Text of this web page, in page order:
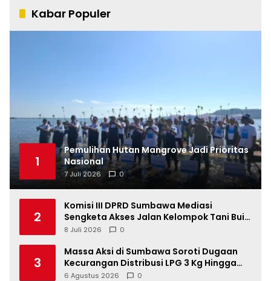
Kabar Populer
1
Pemulihan Hutan Mangrove Jadi Prioritas
Nasional
7 Juli 2026 0
2
Komisi III DPRD Sumbawa Mediasi
Sengketa Akses Jalan Kelompok Tani Buin
Dua
8 Juli 2026 0
3
Massa Aksi di Sumbawa Soroti Dugaan
Kecurangan Distribusi LPG 3 Kg Hingga
Pangkalan Fiktif
6 Agustus 2026 0